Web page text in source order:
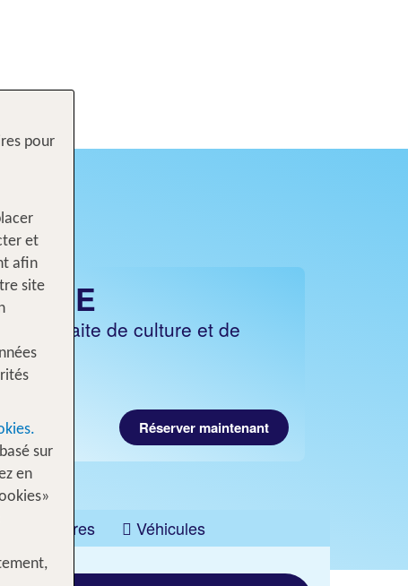
parfaite de culture et de
Réserver maintenant
Croisières Véhicules
pour
et
afin
site
sur
en